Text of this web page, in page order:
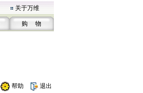
关于万维
购 物
帮助 退出